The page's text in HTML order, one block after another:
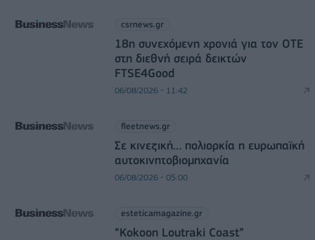
csrnews.gr
18η συνεχόμενη χρονιά για τον ΟΤΕ
στη διεθνή σειρά δεικτών
FTSE4Good
06/08/2026 - 11:42
fleetnews.gr
Σε κινεζική… πολιορκία η ευρωπαϊκή
αυτοκινητοβιομηχανία
06/08/2026 - 05:00
esteticamagazine.gr
“Kokoon Loutraki Coast”